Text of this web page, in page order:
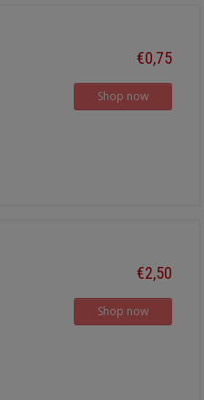
€0,75
Shop now
€2,50
Shop now